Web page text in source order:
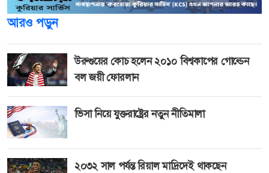
আরও পড়ুন
উরুগুয়ের কোচ হলেন ২০১০ বিশ্বকাপের গোল্ডেন
বল জয়ী ফোরলান
ভিসা নিয়ে যুক্তরাষ্ট্রের নতুন নীতিমালা
২০৩২ সাল পর্যন্ত রিয়াল মাদ্রিদেই থাকছেন